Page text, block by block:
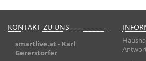
KONTAKT ZU UNS
smartlive.at - Karl
Gererstorfer